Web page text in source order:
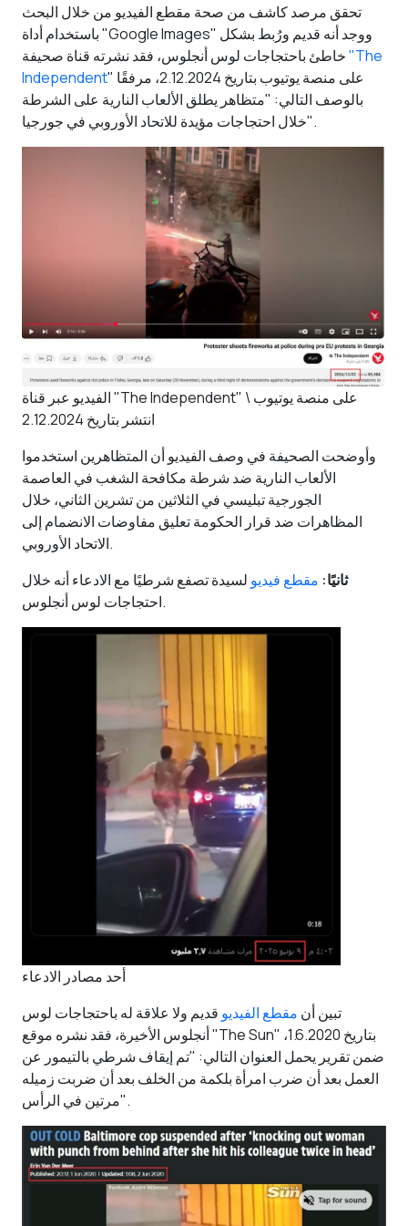
تحقق مرصد كاشف من صحة مقطع الفيديو من خلال البحث
باستخدام أداة "Google Images" ووجد أنه قديم ورُبط بشكل
"The
Independent" على منصة يوتيوب بتاريخ 2.12.2024، مرفقًا
بالوصف التالي: "متظاهر يطلق الألعاب النارية على الشرطة
خلال احتجاجات مؤيدة للاتحاد الأوروبي في جورجيا".
الفيديو عبر قناة "The Independent" على منصة يوتيوب \
انتشر بتاريخ 2.12.2024
وأوضحت الصحيفة في وصف الفيديو أن المتظاهرين استخدموا
الألعاب النارية ضد شرطة مكافحة الشغب في العاصمة
الجورجية تبليسي في الثلاثين من تشرين الثاني، خلال
المظاهرات ضد قرار الحكومة تعليق مفاوضات الانضمام إلى
الاتحاد الأوروبي.
ثانيًا: مقطع فيديو لسيدة تصفع شرطيًا مع الادعاء أنه خلال
احتجاجات لوس أنجلوس.
أحد مصادر الادعاء
تبين أن مقطع الفيديو قديم ولا علاقة له باحتجاجات لوس
أنجلوس الأخيرة، فقد نشره موقع "The Sun" بتاريخ 1.6.2020،
ضمن تقرير يحمل العنوان التالي: "تم إيقاف شرطي بالتيمور عن
العمل بعد أن ضرب امرأة بلكمة من الخلف بعد أن ضربت زميله
مرتين في الرأس".